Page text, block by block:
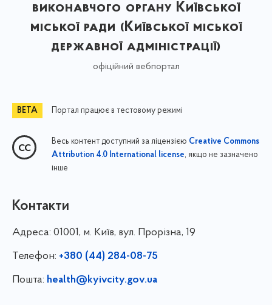
виконавчого органу Київської
міської ради (Київської міської
державної адміністрації)
офіційний вебпортал
Портал працює в тестовому режимі
Весь контент доступний за ліцензією Creative Commons
Attribution 4.0 International license, якщо не зазначено
інше
Контакти
Адреса: 01001, м. Київ, вул. Прорізна, 19
Телефон: +380 (44) 284-08-75
Пошта: health@kyivcity.gov.ua